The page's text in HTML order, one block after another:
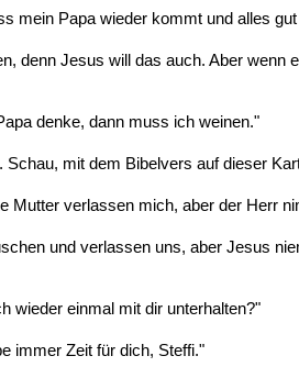
mein Papa wieder kommt und alles
denn Jesus will das auch. Aber
denke, dann muss ich weinen."
Schau, mit dem Bibelvers auf dieser
Mutter verlassen mich, aber der Herr
und verlassen uns, aber Jesus
wieder einmal mit dir unterhalten?"
immer Zeit für dich, Steffi."